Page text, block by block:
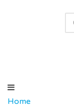
Home